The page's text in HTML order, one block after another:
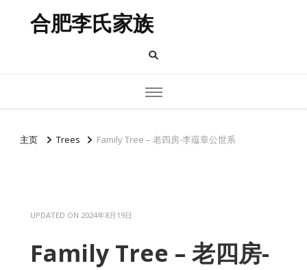
合肥李氏家族
主页 Trees Family Tree – 老四房-李蕴章公世系
UPDATED ON 2024年8月19日
Family Tree – 老四房-